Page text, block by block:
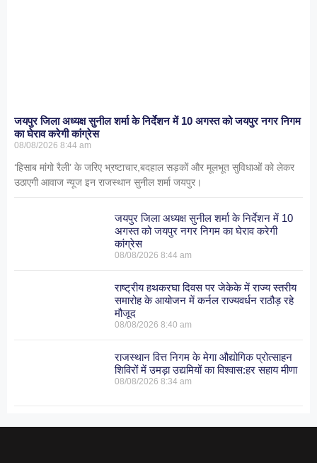
जयपुर जिला अध्यक्ष सुनील शर्मा के निर्देशन में 10 अगस्त को जयपुर नगर निगम
का घेराव करेगी कांग्रेस
08/08/2026 8:44 am
‘हिसाब मांगो रैली’ के जरिए भ्रष्टाचार,बदहाल सड़कों और मूलभूत सुविधाओं को लेकर
उठाएगी आवाज न्यूज इन राजस्थान सुनील शर्मा जयपुर।
जयपुर जिला अध्यक्ष सुनील शर्मा के निर्देशन में 10
अगस्त को जयपुर नगर निगम का घेराव करेगी
कांग्रेस
08/08/20268:44 am
राष्ट्रीय हथकरघा दिवस पर जेकेके में राज्य स्तरीय
समारोह के आयोजन में कर्नल राज्यवर्धन राठौड़ रहे
मौजूद
08/08/20268:40 am
राजस्थान वित्त निगम के मेगा औद्योगिक प्रोत्साहन
शिविरों में उमड़ा उद्यमियों का विश्वास:हर सहाय मीणा
08/08/20268:34 am